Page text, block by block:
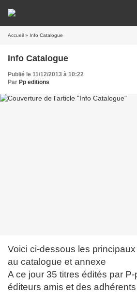
Accueil » Info Catalogue
Info Catalogue
Publié le 11/12/2013 à 10:22
Par Pp editions
Voici ci-dessous les
au catalogue et annexe
A ce jour 35 titres édités par
éditeurs amis et des